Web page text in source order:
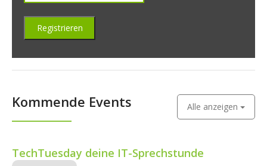
Kommende Events Alle anzeigen
TechTuesday deine IT-Sprechstunde